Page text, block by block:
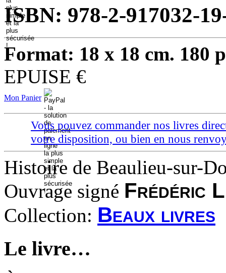
ISBN: 978-2-917032-
Format: 18 x 18 cm. 180
EPUISE €
Mon Panier
Vous pouvez commander nos livres
votre disposition, ou bien en nous
Histoire de Beaulieu-sur-
Ouvrage signé Frédéric
Collection: Beaux livres
Le livre…